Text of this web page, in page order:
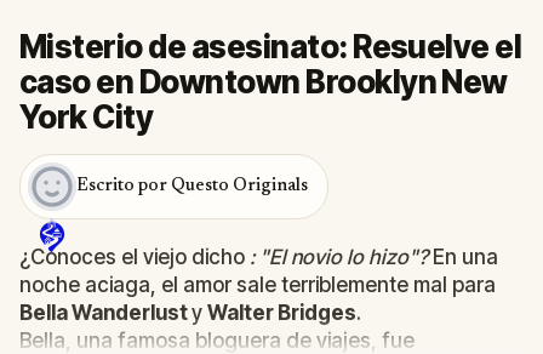
Misterio de asesinato: Resuelve el
caso en Downtown Brooklyn New
York City
Escrito por Questo Originals
¿Conoces el viejo dicho : "El novio lo hizo"?En una
noche aciaga, el amor sale terriblemente mal para
Bella Wanderlusty Walter Bridges.
Bella, una famosa bloguera de viajes, fue